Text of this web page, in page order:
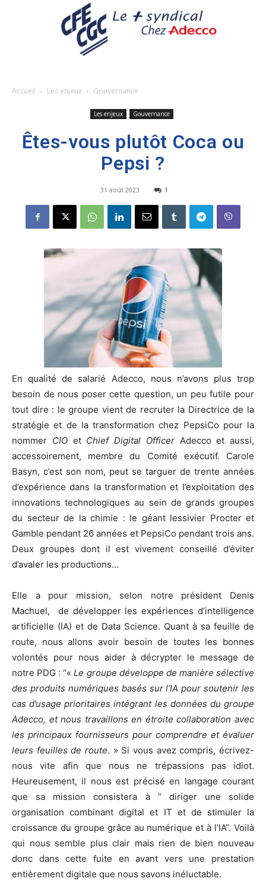
Accueil Les enjeux Gouvernance
Les enjeux Gouvernance
Êtes-vous plutôt Coca ou
Pepsi ?
31 août 2023 1
En qualité de salarié Adecco, nous n’avons plus trop
besoin de nous poser cette question, un peu futile pour
tout dire : le groupe vient de recruter la Directrice de la
stratégie et de la transformation chez PepsiCo pour la
nommer CIOet Chief Digital OfficerAdecco et aussi,
accessoirement, membre du Comité exécutif. Carole
Basyn, c’est son nom, peut se targuer de trente années
d’expérience dans la transformation et l’exploitation des
innovations technologiques au sein de grands groupes
du secteur de la chimie : le géant lessivier Procter et
Gamble pendant 26 années et PepsiCo pendant trois ans.
Deux groupes dont il est vivement conseillé d’éviter
d’avaler les productions…
Elle a pour mission, selon notre président Denis
Machuel, de développer les expériences d’intelligence
artificielle (IA) et de Data Science. Quant à sa feuille de
route, nous allons avoir besoin de toutes les bonnes
volontés pour nous aider à décrypter le message de
notre PDG : “«Le groupe développe de manière sélective
des produits numériques basés sur l’IA pour soutenir les
cas d’usage prioritaires intégrant les données du groupe
Adecco, et nous travaillons en étroite collaboration avec
les principaux fournisseurs pour comprendre et évaluer
leurs feuilles de route. » Si vous avez compris, écrivez-
nous vite afin que nous ne trépassions pas idiot.
Heureusement, il nous est précisé en langage courant
que sa mission consistera à ” diriger une solide
organisation combinant digital et IT et de stimuler la
croissance du groupe grâce au numérique et à l’IA”. Voilà
qui nous semble plus clair mais rien de bien nouveau
donc dans cette fuite en avant vers une prestation
entièrement digitale que nous savons inéluctable.